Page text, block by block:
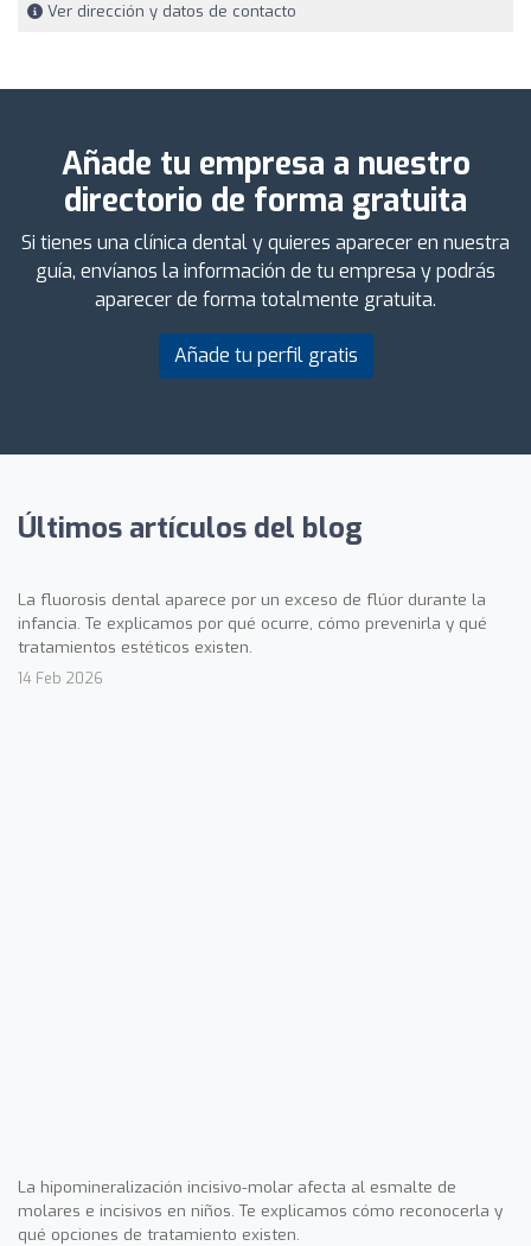
Ver dirección y datos de contacto
Añade tu empresa a nuestro
directorio de forma gratuita
Si tienes una clínica dental y quieres aparecer en nuestra
guía, envíanos la información de tu empresa y podrás
aparecer de forma totalmente gratuita.
Añade tu perfil gratis
Últimos artículos del blog
La fluorosis dental aparece por un exceso de flúor durante la
infancia. Te explicamos por qué ocurre, cómo prevenirla y qué
tratamientos estéticos existen.
14 Feb 2026
La hipomineralización incisivo-molar afecta al esmalte de
molares e incisivos en niños. Te explicamos cómo reconocerla y
qué opciones de tratamiento existen.